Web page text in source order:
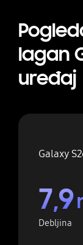
lagan
uređaj
Galaxy
7,9
Debljina